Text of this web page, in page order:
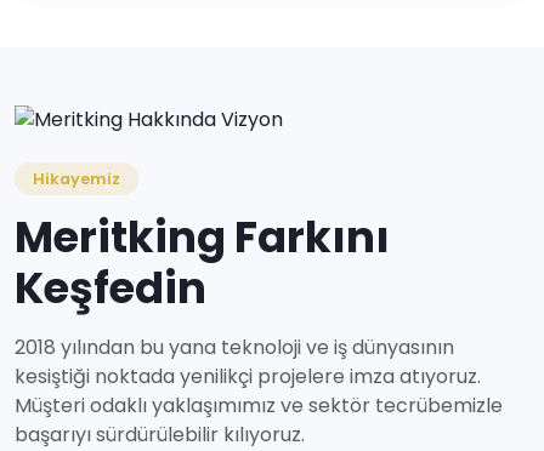
Hikayemiz
Meritking Farkını
Keşfedin
2018 yılından bu yana teknoloji ve iş dünyasının
kesiştiği noktada yenilikçi projelere imza atıyoruz.
Müşteri odaklı yaklaşımımız ve sektör tecrübemizle
başarıyı sürdürülebilir kılıyoruz.